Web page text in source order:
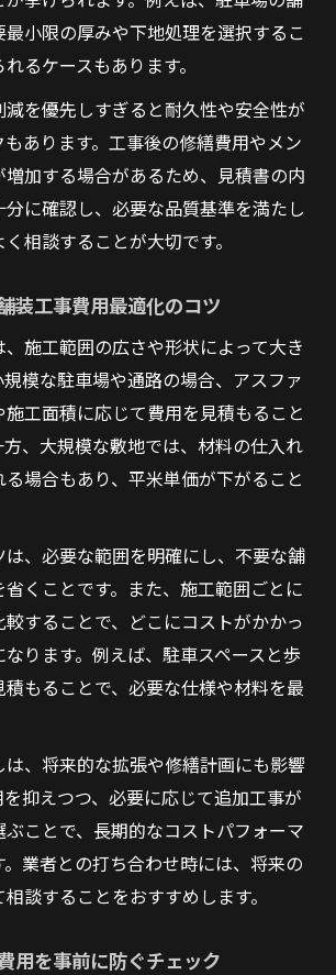
小限の厚みや下地処理を選択するこ
るケースもあります。
減を優先しすぎると耐久性や安全性が
あります。工事後の修繕費用やメン
加する場合があるため、見積書の内
に確認し、必要な品質基準を満たし
相談することが大切です。
装工事費用最適化のコツ
施工範囲の広さや形状によって大き
模な駐車場や通路の場合、アスファ
工面積に応じて費用を見積もること
、大規模な敷地では、材料の仕入れ
場合もあり、平米単価が下がること
、必要な範囲を明確にし、不要な舗
くことです。また、施工範囲ごとに
することで、どこにコストがかかっ
ります。例えば、駐車スペースと歩
もることで、必要な仕様や材料を最
、将来的な拡張や修繕計画にも影響
抑えつつ、必要に応じて追加工事が
ことで、長期的なコストパフォーマ
業者との打ち合わせ時には、将来の
談することをおすすめします。
用を事前に防ぐチェック